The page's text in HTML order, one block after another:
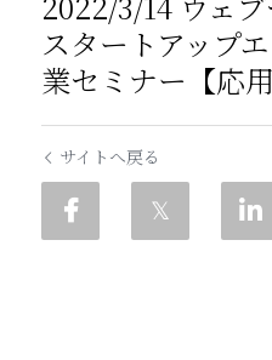
スタートアップ
業セミナー【応用
サイトへ戻る